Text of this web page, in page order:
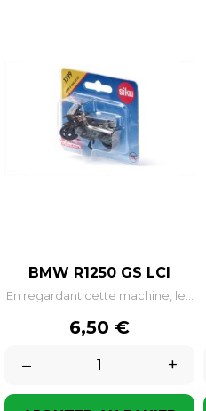
BMW R1250 GS LCI
En regardant cette machine, le...
Prix
6,50 €
–
+